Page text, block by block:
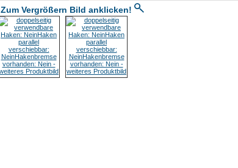
Zum Vergrößern Bild anklicken!